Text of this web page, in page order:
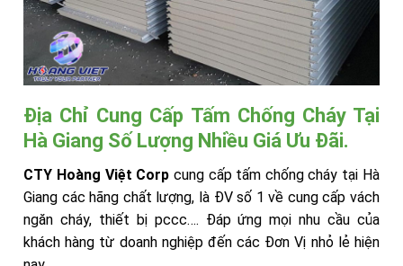
Địa Chỉ Cung Cấp Tấm Chống Cháy Tại
Hà Giang Số Lượng Nhiều Giá Ưu Đãi.
CTY Hoàng Việt Corp cung cấp tấm chống cháy tại Hà
Giang các hãng chất lượng, là ĐV số 1 về cung cấp vách
ngăn cháy, thiết bị pccc…. Đáp ứng mọi nhu cầu của
khách hàng từ doanh nghiệp đến các Đơn Vị nhỏ lẻ hiện